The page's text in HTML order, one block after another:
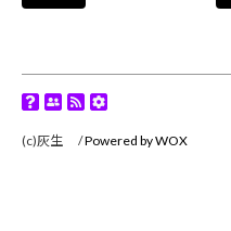
(c)灰生 /Powered by WOX